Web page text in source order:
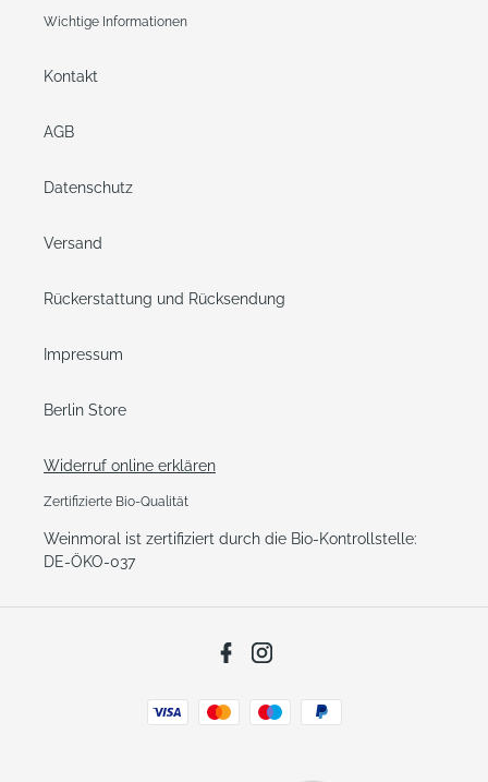
Wichtige Informationen
Kontakt
AGB
Datenschutz
Versand
Rückerstattung und Rücksendung
Impressum
Berlin Store
Widerruf online erklären
Zertifizierte Bio-Qualität
Weinmoral ist zertifiziert durch die Bio-Kontrollstelle:
DE-ÖKO-037
Facebook
Zahlungsarten